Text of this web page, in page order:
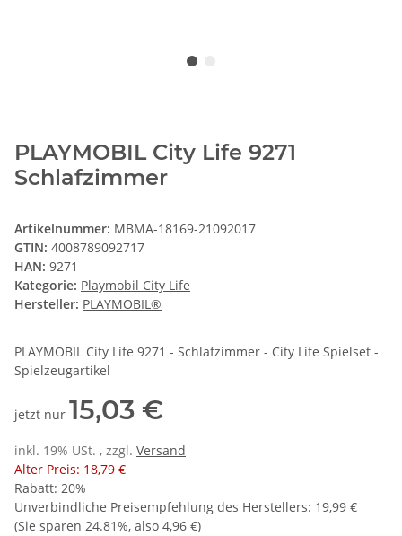
PLAYMOBIL City Life 9271
Schlafzimmer
Artikelnummer: MBMA-18169-21092017
GTIN: 4008789092717
HAN: 9271
Kategorie: Playmobil City Life
Hersteller: PLAYMOBIL®
PLAYMOBIL City Life 9271 - Schlafzimmer - City Life Spielset -
Spielzeugartikel
jetzt nur 15,03 €
inkl. 19% USt. , zzgl. Versand
Alter Preis: 18,79 €
Rabatt: 20%
Unverbindliche Preisempfehlung des Herstellers: 19,99 €
(Sie sparen 24.81%, also 4,96 €)